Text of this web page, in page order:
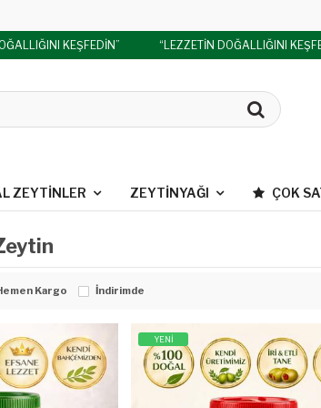
KEŞFEDİN” “LEZZETİN DOĞALLIĞINI
ZEYTINLER ZEYTINYAĞI ÇOK
Kargo İndirimde
YENİ